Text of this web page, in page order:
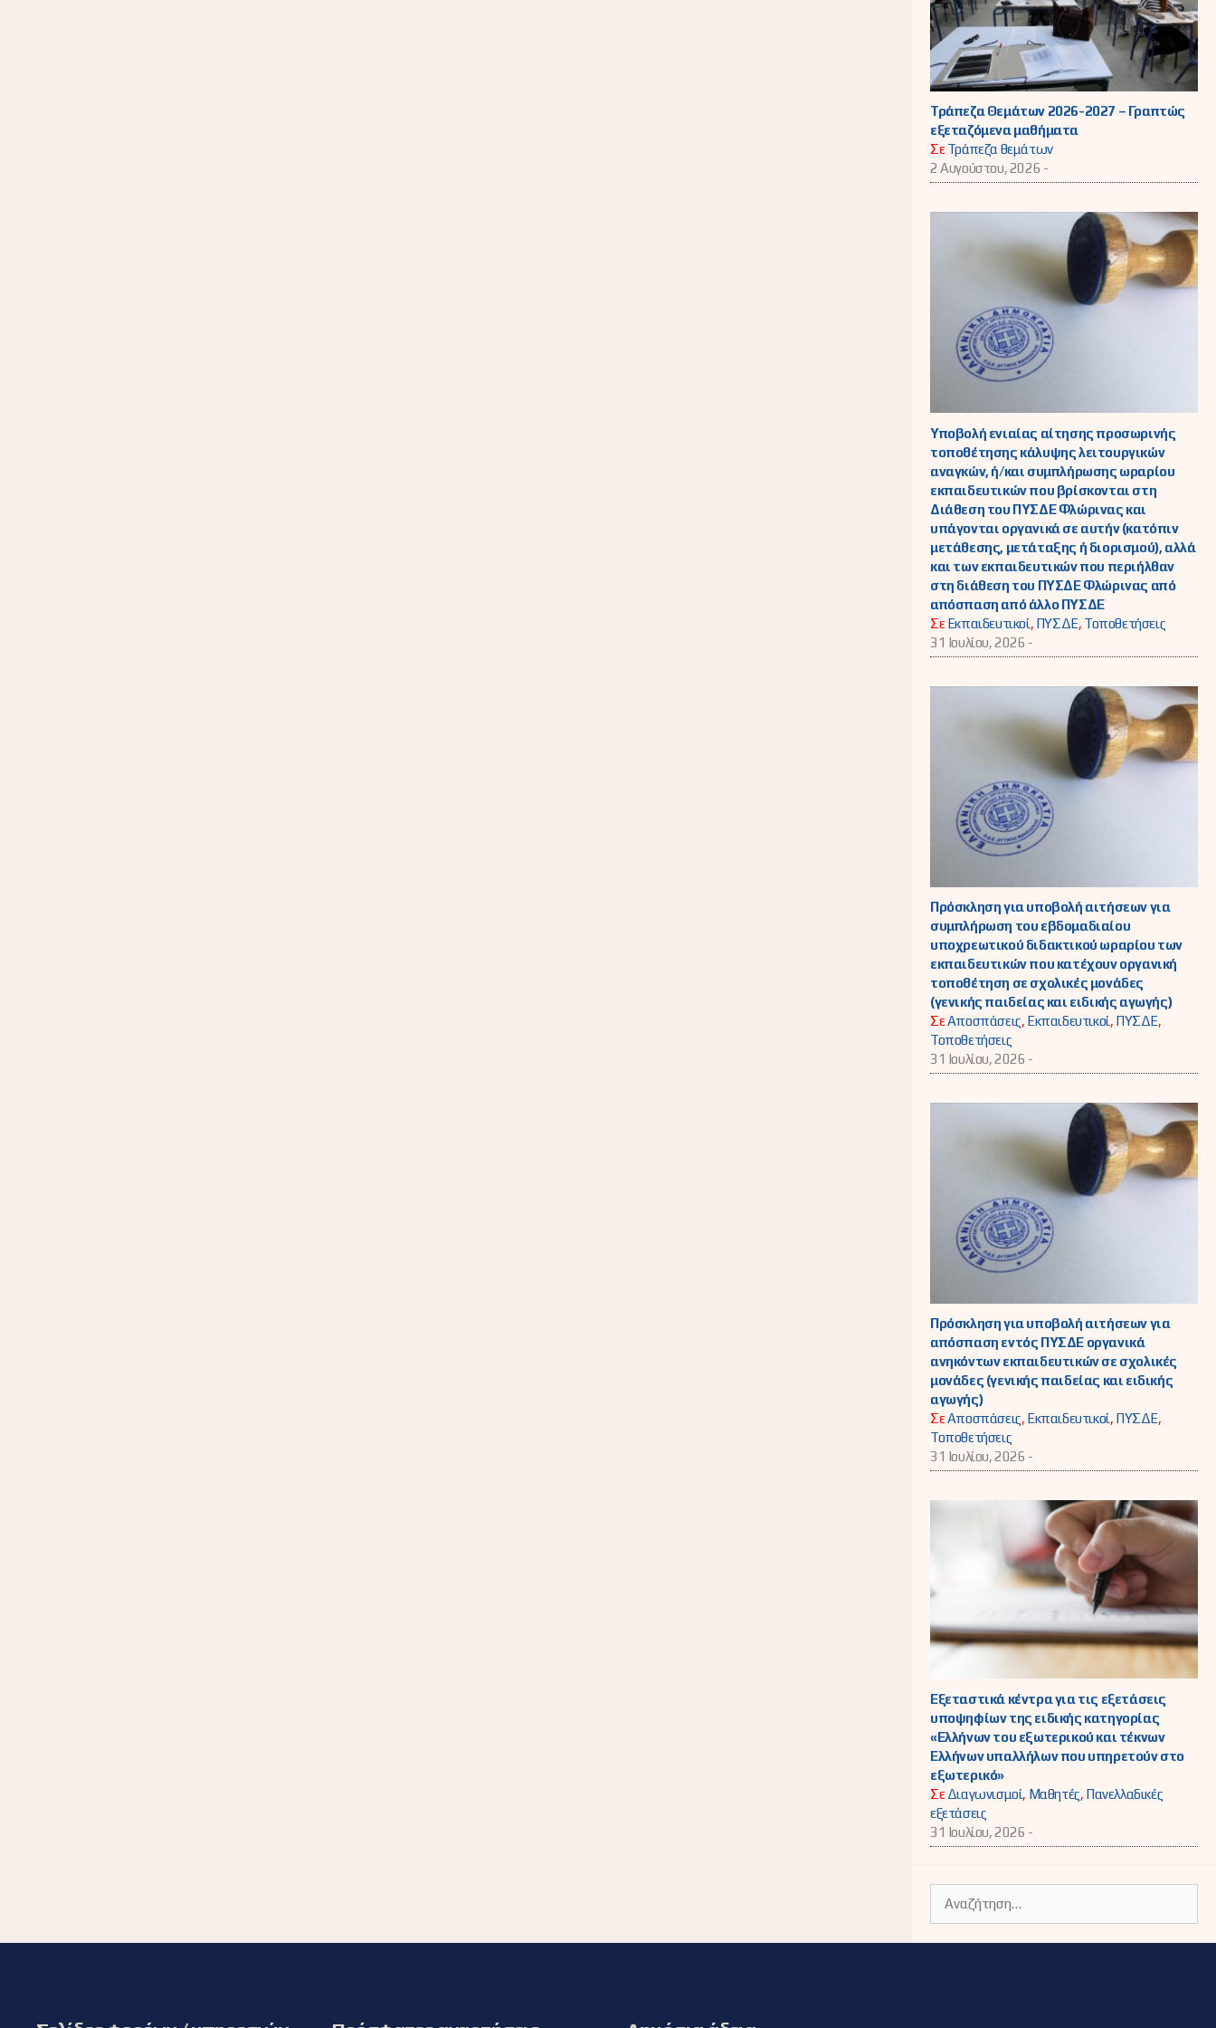
Τράπεζα Θεμάτων 2026-2027 – Γραπτώς
εξεταζόμενα μαθήματα
ΣεΤράπεζα θεμάτων
2 Αυγούστου, 2026 -
Υποβολή ενιαίας αίτησης προσωρινής
τοποθέτησης κάλυψης λειτουργικών
αναγκών, ή/και συμπλήρωσης ωραρίου
εκπαιδευτικών που βρίσκονται στη
Διάθεση του ΠΥΣΔΕ Φλώρινας και
υπάγονται οργανικά σε αυτήν (κατόπιν
μετάθεσης, μετάταξης ή διορισμού), αλλά
και των εκπαιδευτικών που περιήλθαν
στη διάθεση του ΠΥΣΔΕ Φλώρινας από
απόσπαση από άλλο ΠΥΣΔΕ
ΣεΕκπαιδευτικοί, ΠΥΣΔΕ, Τοποθετήσεις
31 Ιουλίου, 2026 -
Πρόσκληση για υποβολή αιτήσεων για
συμπλήρωση του εβδομαδιαίου
υποχρεωτικού διδακτικού ωραρίου των
εκπαιδευτικών που κατέχουν οργανική
τοποθέτηση σε σχολικές μονάδες
(γενικής παιδείας και ειδικής αγωγής)
ΣεΑποσπάσεις, Εκπαιδευτικοί, ΠΥΣΔΕ,
Τοποθετήσεις
31 Ιουλίου, 2026 -
Πρόσκληση για υποβολή αιτήσεων για
απόσπαση εντός ΠΥΣΔΕ οργανικά
ανηκόντων εκπαιδευτικών σε σχολικές
μονάδες (γενικής παιδείας και ειδικής
αγωγής)
ΣεΑποσπάσεις, Εκπαιδευτικοί, ΠΥΣΔΕ,
Τοποθετήσεις
31 Ιουλίου, 2026 -
Εξεταστικά κέντρα για τις εξετάσεις
υποψηφίων της ειδικής κατηγορίας
«Ελλήνων του εξωτερικού και τέκνων
Ελλήνων υπαλλήλων που υπηρετούν στο
εξωτερικό»
ΣεΔιαγωνισμοί, Μαθητές, Πανελλαδικές
εξετάσεις
31 Ιουλίου, 2026 -
για: